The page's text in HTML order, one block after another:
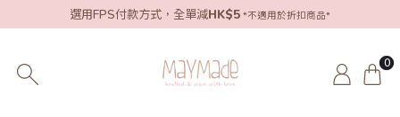
選用FPS付款方式，全單減HK$5 *不適用於折扣商品*
0